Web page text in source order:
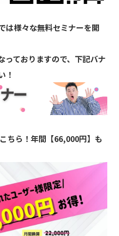
は様々な無料セミナーを開
っておりますので、下記バナ
！
ちら！年間【66,000円】も